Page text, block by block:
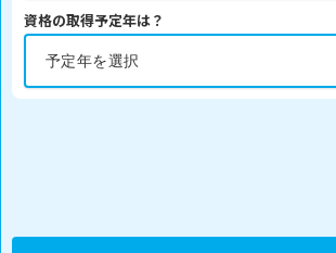
資格の取得予定年は？